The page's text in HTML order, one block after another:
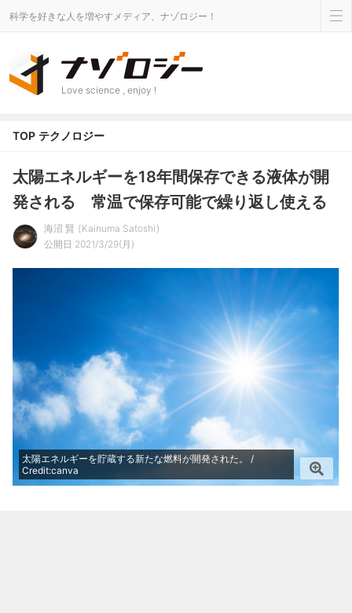
科学を好きな人を増やすメディア、ナゾロジー！
Love science , enjoy !
TOP テクノロジー
太陽エネルギーを18年間保存できる液体が開
発される 常温で保存可能で繰り返し使える
海沼 賢
Kainuma Satoshi
公開日 2021/3/29(月)
太陽エネルギーを貯蔵する新たな燃料が開発された。 /
Credit:canva